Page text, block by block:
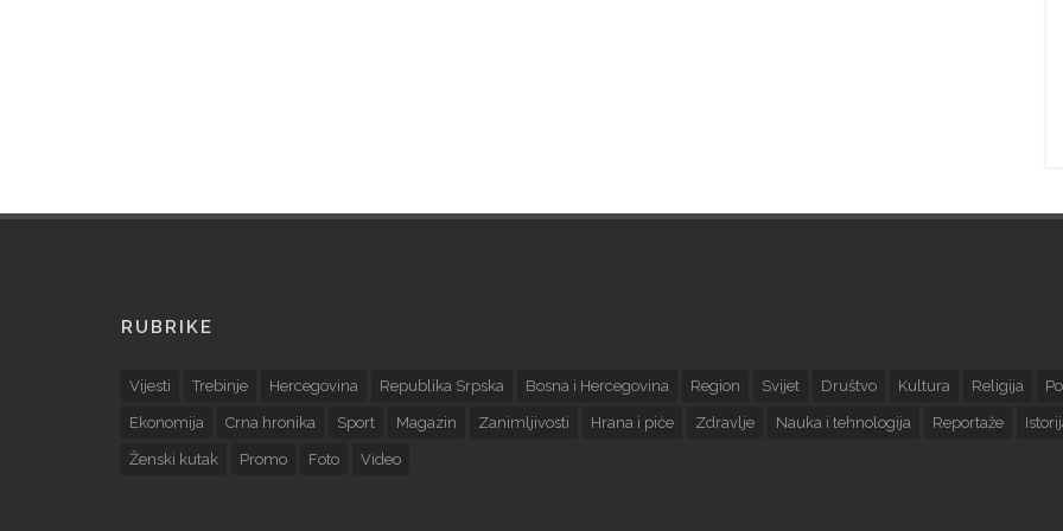
RUBRIKE
Vijesti Trebinje Hercegovina Republika Srpska Bosna i Hercegovina Region Svijet Društvo Kultura Religija
Ekonomija Crna hronika Sport Magazin Zanimljivosti Hrana i piće Zdravlje Nauka i tehnologija Reportaže
Ženski kutak Promo Foto Video